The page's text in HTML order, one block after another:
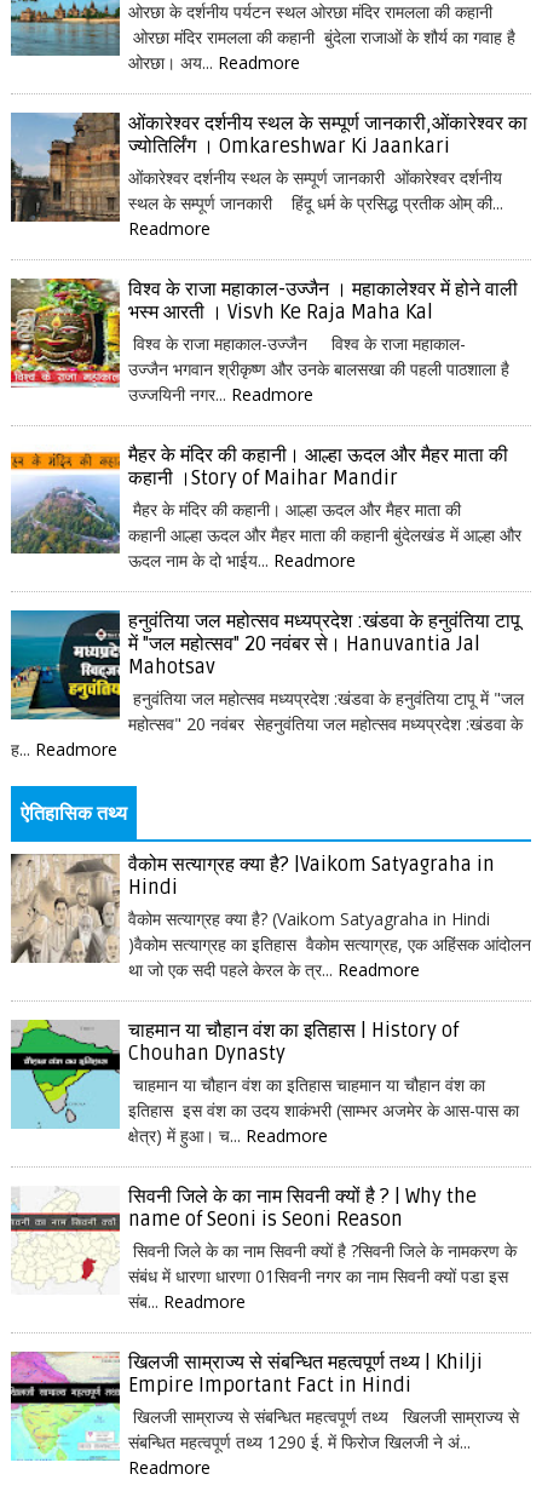
ओरछा के दर्शनीय पर्यटन स्थल ओरछा मंदिर रामलला की कहानी
ओरछा मंदिर रामलला की कहानी बुंदेला राजाओं के शौर्य का गवाह है
ओरछा। अय... Readmore
ओंकारेश्वर दर्शनीय स्थल के सम्पूर्ण जानकारी,ओंकारेश्वर का
ज्योतिर्लिंग । Omkareshwar Ki Jaankari
ओंकारेश्वर दर्शनीय स्थल के सम्पूर्ण जानकारी ओंकारेश्वर दर्शनीय
स्थल के सम्पूर्ण जानकारी हिंदू धर्म के प्रसिद्ध प्रतीक ओम् की...
Readmore
विश्व के राजा महाकाल-उज्जैन । महाकालेश्वर में होने वाली
भस्म आरती । Visvh Ke Raja Maha Kal
विश्व के राजा महाकाल-उज्जैन विश्व के राजा महाकाल-
उज्जैन भगवान श्रीकृष्ण और उनके बालसखा की पहली पाठशाला है
उज्जयिनी नगर... Readmore
मैहर के मंदिर की कहानी। आल्हा ऊदल और मैहर माता की
कहानी ।Story of Maihar Mandir
मैहर के मंदिर की कहानी। आल्हा ऊदल और मैहर माता की
कहानी आल्हा ऊदल और मैहर माता की कहानी बुंदेलखंड में आल्हा और
ऊदल नाम के दो भाईय... Readmore
हनुवंतिया जल महोत्सव मध्यप्रदेश :खंडवा के हनुवंतिया टापू
में "जल महोत्सव" 20 नवंबर से। Hanuvantia Jal
Mahotsav
हनुवंतिया जल महोत्सव मध्यप्रदेश :खंडवा के हनुवंतिया टापू में "जल
महोत्सव" 20 नवंबर सेहनुवंतिया जल महोत्सव मध्यप्रदेश :खंडवा के
ह... Readmore
ऐतिहासिक तथ्य
वैकोम सत्याग्रह क्या है? |Vaikom Satyagraha in
Hindi
वैकोम सत्याग्रह क्या है? (Vaikom Satyagraha in Hindi
)वैकोम सत्याग्रह का इतिहास वैकोम सत्याग्रह, एक अहिंसक आंदोलन
था जो एक सदी पहले केरल के त्र... Readmore
चाहमान या चौहान वंश का इतिहास | History of
Chouhan Dynasty
चाहमान या चौहान वंश का इतिहास चाहमान या चौहान वंश का
इतिहास इस वंश का उदय शाकंभरी (साम्भर अजमेर के आस-पास का
क्षेत्र) में हुआ। च... Readmore
सिवनी जिले के का नाम सिवनी क्यों है ? | Why the
name of Seoni is Seoni Reason
सिवनी जिले के का नाम सिवनी क्यों है ?सिवनी जिले के नामकरण के
संबंध में धारणा धारणा 01सिवनी नगर का नाम सिवनी क्यों पडा इस
संब... Readmore
खिलजी साम्राज्य से संबन्धित महत्वपूर्ण तथ्य | Khilji
Empire Important Fact in Hindi
खिलजी साम्राज्य से संबन्धित महत्वपूर्ण तथ्य खिलजी साम्राज्य से
संबन्धित महत्वपूर्ण तथ्य 1290 ई. में फिरोज खिलजी ने अं...
Readmore